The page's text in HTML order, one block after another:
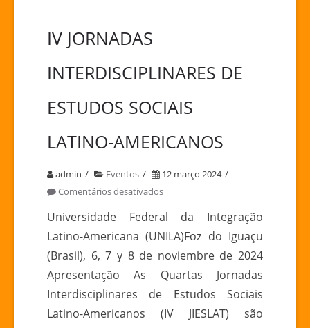
IV JORNADAS
INTERDISCIPLINARES DE
ESTUDOS SOCIAIS
LATINO-AMERICANOS
admin Eventos
12 março 2024
Comentários desativadosem
JORNADAS
INTERDISCIPLINARES
DE
ESTUDOS
SOCIAIS
LATINO-
Universidade Federal da Integração
Latino-Americana (UNILA)Foz do Iguaçu
(Brasil), 6, 7 y 8 de noviembre de 2024
Apresentação As Quartas Jornadas
Interdisciplinares de Estudos Sociais
Latino-Americanos (IV JIESLAT) são